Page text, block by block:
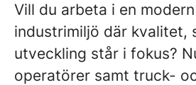
Vill du arbeta i en
industrimiljö där kvalitet,
utveckling står i fokus?
operatörer samt truck-